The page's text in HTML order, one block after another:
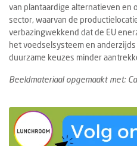
van plantaardige alternatieven en
sector, waarvan de
verbazingwekkend dat de EU
het voedselsysteem en
duurzame keuzes minder
Beeldmateriaal opgemaakt met: